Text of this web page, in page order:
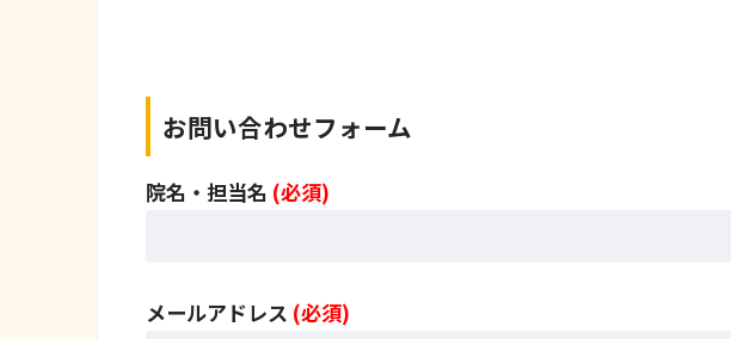
お問い合わせフォーム
院名・担当名 (必須)
メールアドレス (必須)